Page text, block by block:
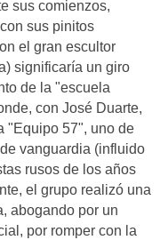
sus comienzos,
sus pinitos
el gran escultor
significaría un giro
de la "escuela
con José Duarte,
"Equipo 57", uno de
vanguardia (influido
rusos de los años
el grupo realizó una
abogando por un
por romper con la